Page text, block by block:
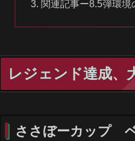
関連記事ー8.5弾環境
レジェンド達成、
ささぼーカップ